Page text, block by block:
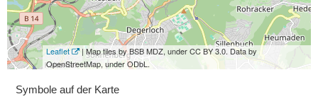
Leaflet
| Map tiles by BSB MDZ, under CC BY 3.0. Data by
OpenStreetMap, under ODbL.
Symbole auf der Karte